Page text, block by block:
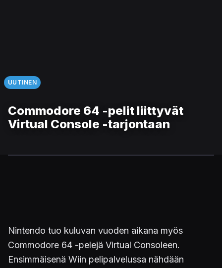
UUTINEN
Commodore 64 -pelit liittyvät
Virtual Console -tarjontaan
Nintendo tuo kuluvan vuoden aikana myös
Commodore 64 -pelejä Virtual Consoleen.
Ensimmäisenä Wiin pelipalvelussa nähdään